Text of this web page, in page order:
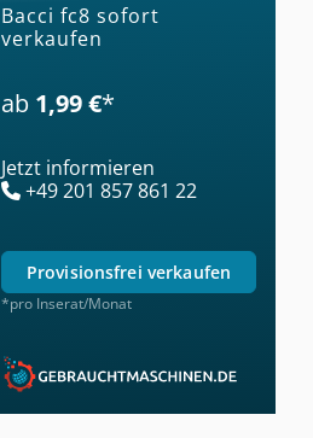
bacci fc8 sofort
verkaufen
ab 1,99 €*
Jetzt informieren
+49 201 857 861 22
provisionsfrei verkaufen
*pro Inserat/Monat